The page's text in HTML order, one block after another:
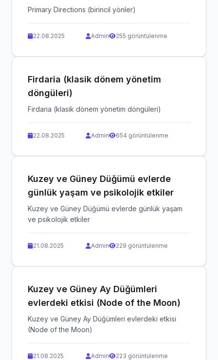
Primary Directions (birincil yönler)
22.08.2025 Admin 255 görüntülenme
Firdaria (klasik dönem yönetim
döngüleri)
Firdaria (klasik dönem yönetim döngüleri)
22.08.2025 Admin 654 görüntülenme
Kuzey ve Güney Düğümü evlerde
günlük yaşam ve psikolojik etkiler
Kuzey ve Güney Düğümü evlerde günlük yaşam
ve psikolojik etkiler
21.08.2025 Admin 229 görüntülenme
Kuzey ve Güney Ay Düğümleri
evlerdeki etkisi (Node of the Moon)
Kuzey ve Güney Ay Düğümleri evlerdeki etkisi
(Node of the Moon)
21.08.2025 Admin 223 görüntülenme